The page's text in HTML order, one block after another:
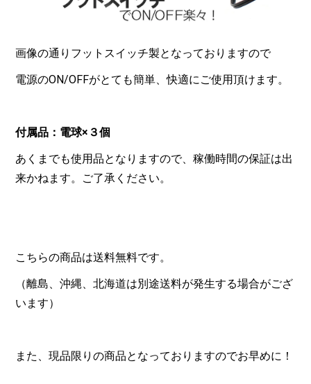
画像の通りフットスイッチ製となっておりますので
電源のON/OFFがとても簡単、快適にご使用頂けます。
付属品：電球×３個
あくまでも使用品となりますので、稼働時間の保証は出
来かねます。ご了承ください。
こちらの商品は送料無料です。
（離島、沖縄、北海道は別途送料が発生する場合がござ
います）
また、現品限りの商品となっておりますのでお早めに！